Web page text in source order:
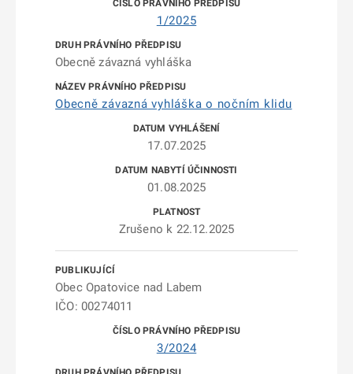
1/2025
Obecně závazná vyhláška
Obecně závazná vyhláška o nočním klidu
17.07.2025
01.08.2025
Zrušeno k 22.12.2025
Obec Opatovice nad Labem
IČO: 00274011
3/2024